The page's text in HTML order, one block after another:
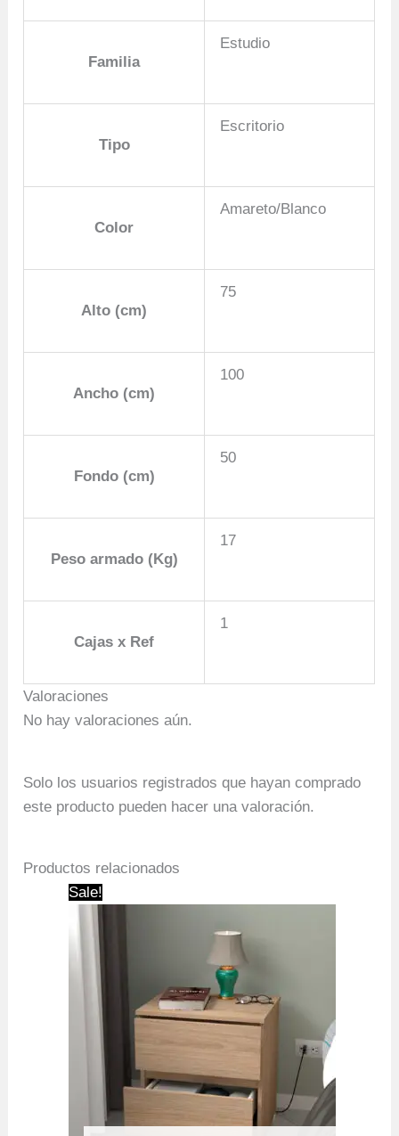
Familia
Estudio
Tipo
Escritorio
Color
Amareto/Blanco
Alto (cm)
75
Ancho (cm)
100
Fondo (cm)
50
Peso armado (Kg)
17
Cajas x Ref
1
Valoraciones
No hay valoraciones aún.
Solo los usuarios registrados que hayan comprado
este producto pueden hacer una valoración.
Productos relacionados
Sale!